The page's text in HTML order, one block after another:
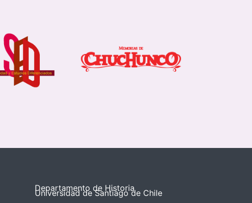
Departamento de Historia
Universidad de Santiago de Chile